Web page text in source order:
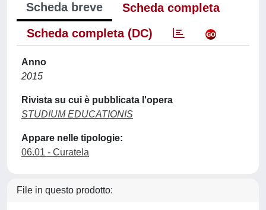
Scheda breve
Scheda completa
Scheda completa (DC)
Anno
2015
Rivista su cui è pubblicata l'opera
STUDIUM EDUCATIONIS
Appare nelle tipologie:
06.01 - Curatela
File in questo prodotto: